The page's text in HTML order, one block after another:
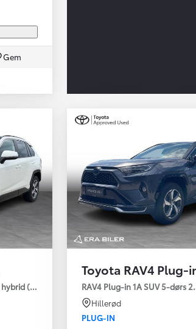
Den nye Yaris Cross
Kommer snart
Gem
hybrid (306 hk) aut. gear AWD-i H3 - Comfort
Toyota RAV4 Plug-
RAV4 Plug-in 1A SUV 5-dørs
Hillerød
PLUG-IN